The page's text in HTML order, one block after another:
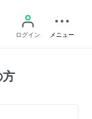
ログイン メニュー